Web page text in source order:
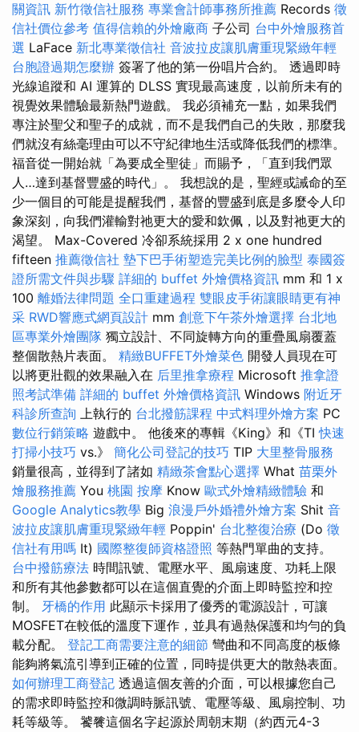
關資訊 新竹徵信社服務 專業會計師事務所推薦 Records 徵
信社價位參考 值得信賴的外燴廠商 子公司 台中外燴服務首
選 LaFace 新北專業徵信社 音波拉皮讓肌膚重現緊緻年輕
台胞證過期怎麼辦 簽署了他的第一份唱片合約。 透過即時
光線追蹤和 AI 運算的 DLSS 實現最高速度，以前所未有的
視覺效果體驗最新熱門遊戲。 我必須補充一點，如果我們
專注於聖父和聖子的成就，而不是我們自己的失敗，那麼我
們就沒有絲毫理由可以不守紀律地生活或降低我們的標準。
福音從一開始就「為要成全聖徒」而賜予，「直到我們眾
人…達到基督豐盛的時代」。 我想說的是，聖經或誡命的至
少一個目的可能是提醒我們，基督的豐盛到底是多麼令人印
象深刻，向我們灌輸對祂更大的愛和欽佩，以及對祂更大的
渴望。 Max-Covered 冷卻系統採用 2 x one hundred
fifteen 推薦徵信社 墊下巴手術塑造完美比例的臉型 泰國簽
證所需文件與步驟 詳細的 buffet 外燴價格資訊 mm 和 1 x
100 離婚法律問題 全口重建過程 雙眼皮手術讓眼睛更有神
采 RWD響應式網頁設計 mm 創意下午茶外燴選擇 台北地
區專業外燴團隊 獨立設計、不同旋轉方向的重疊風扇覆蓋
整個散熱片表面。 精緻BUFFET外燴菜色 開發人員現在可
以將更壯觀的效果融入在 后里推拿療程 Microsoft 推拿證
照考試準備 詳細的 buffet 外燴價格資訊 Windows 附近牙
科診所查詢 上執行的 台北撥筋課程 中式料理外燴方案 PC
數位行銷策略 遊戲中。 他後來的專輯《King》和《TI快速
打掃小技巧 vs.》 簡化公司登記的技巧 TIP 大里整骨服務
銷量很高，並得到了諸如 精緻茶會點心選擇 What 苗栗外
燴服務推薦 You 桃園 按摩 Know 歐式外燴精緻體驗 和
Google Analytics教學 Big 浪漫戶外婚禮外燴方案 Shit 音
波拉皮讓肌膚重現緊緻年輕 Poppin' 台北整復治療 (Do 徵
信社有用嗎 It) 國際整復師資格證照 等熱門單曲的支持。
台中撥筋療法 時間訊號、電壓水平、風扇速度、功耗上限
和所有其他參數都可以在這個直覺的介面上即時監控和控
制。 牙橋的作用 此顯示卡採用了優秀的電源設計，可讓
MOSFET在較低的溫度下運作，並具有過熱保護和均勻的負
載分配。 登記工商需要注意的細節 彎曲和不同高度的板條
能夠將氣流引導到正確的位置，同時提供更大的散熱表面。
如何辦理工商登記 透過這個友善的介面，可以根據您自己
的需求即時監控和微調時脈訊號、電壓等級、風扇控制、功
耗等級等。 饕餮這個名字起源於周朝末期（約西元4-3